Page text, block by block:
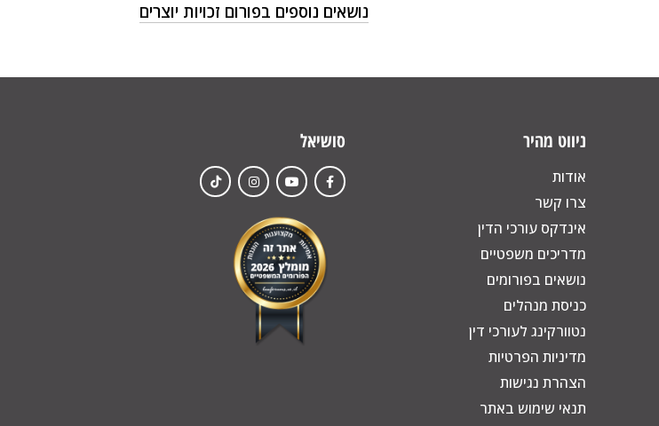
נושאים נוספים בפורום זכויות יוצרים
ניווט מהיר
אודות
צרו קשר
אינדקס עורכי הדין
מדריכים משפטיים
נושאים בפורומים
כניסת מנהלים
נטוורקינג לעורכי דין
מדיניות הפרטיות
הצהרת נגישות
תנאי שימוש באתר
סושיאל